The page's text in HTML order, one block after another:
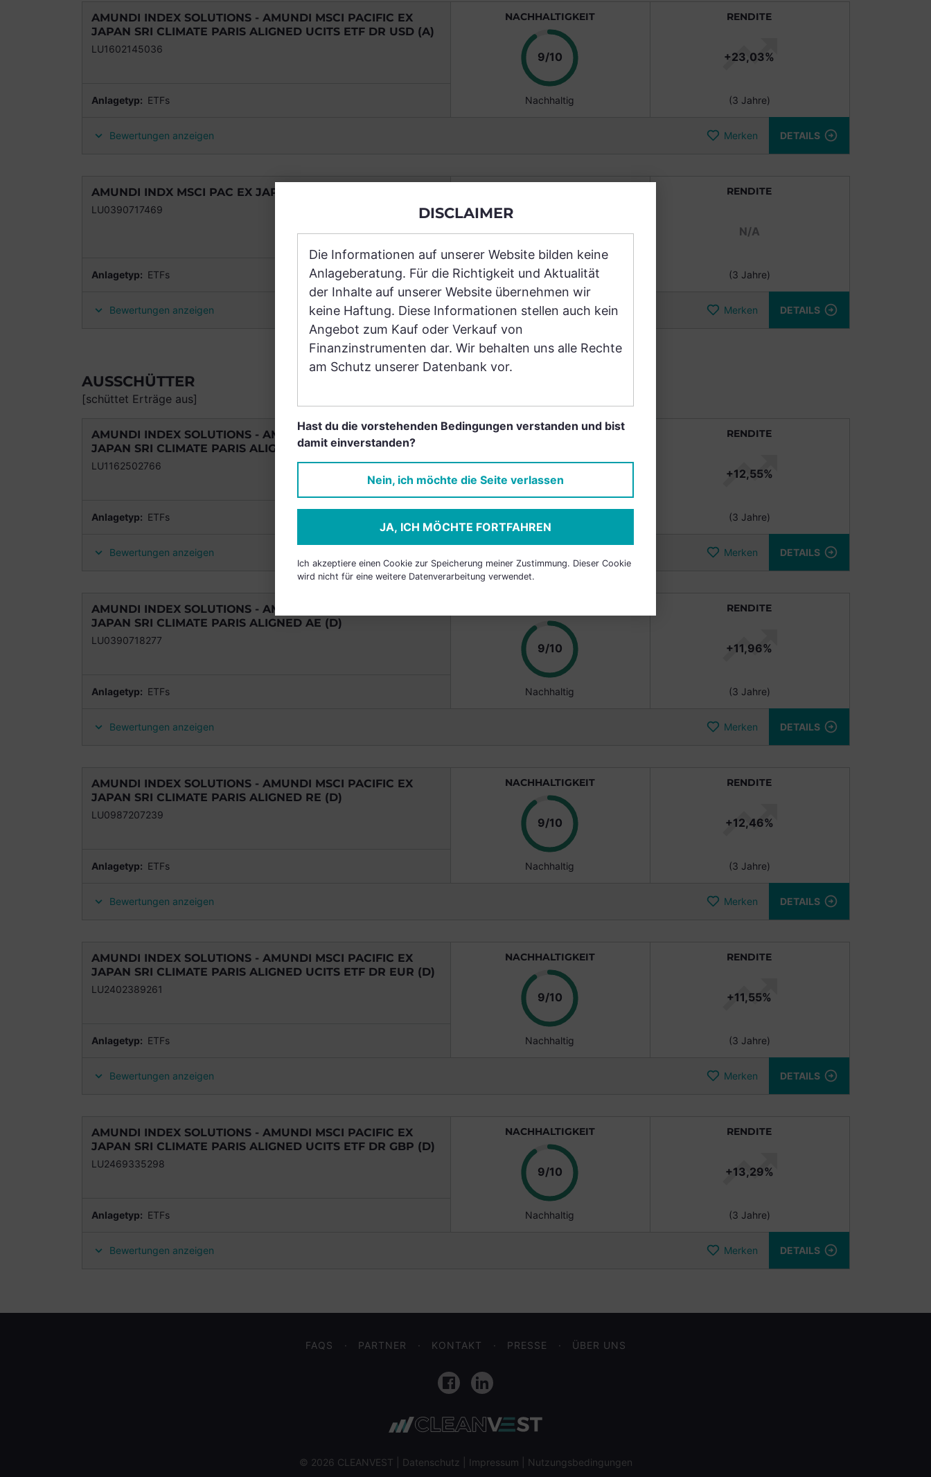
AMUNDI INDEX SOLUTIONS - AMUNDI MSCI PACIFIC EX
JAPAN SRI CLIMATE PARIS ALIGNED UCITS ETF DR USD (A)
LU1602145036
Anlagetyp: ETFs
NACHHALTIGKEIT
9/10Punkte
Nachhaltig
RENDITE
+23,03%
(3 Jahre)
Bewertungen anzeigen Merken DETAILS
AMUNDI INDX MSCI PAC EX JAPAN SRI PAB - ME (A)
LU0390717469
Anlagetyp: ETFs
N/A
derzeit nicht bewertet
RENDITE
N/A
(3 Jahre)
Bewertungen anzeigen Merken DETAILS
AUSSCHÜTTER
[schüttet Erträge aus]
AMUNDI INDEX SOLUTIONS - AMUNDI MSCI PACIFIC EX
JAPAN SRI CLIMATE PARIS ALIGNED A3E (D)
LU1162502766
Anlagetyp: ETFs
NACHHALTIGKEIT RENDITE
+12,55%
(3 Jahre)
Bewertungen anzeigen Merken DETAILS
AMUNDI INDEX SOLUTIONS - AMUNDI MSCI PACIFIC EX
JAPAN SRI CLIMATE PARIS ALIGNED AE (D)
LU0390718277
Anlagetyp: ETFs
9/10Punkte
Nachhaltig
RENDITE
+11,96%
(3 Jahre)
Bewertungen anzeigen Merken DETAILS
AMUNDI INDEX SOLUTIONS - AMUNDI MSCI PACIFIC EX
JAPAN SRI CLIMATE PARIS ALIGNED RE (D)
LU0987207239
Anlagetyp: ETFs
NACHHALTIGKEIT
9/10Punkte
Nachhaltig
RENDITE
+12,46%
(3 Jahre)
Bewertungen anzeigen Merken DETAILS
AMUNDI INDEX SOLUTIONS - AMUNDI MSCI PACIFIC EX
JAPAN SRI CLIMATE PARIS ALIGNED UCITS ETF DR EUR (D)
LU2402389261
Anlagetyp: ETFs
NACHHALTIGKEIT
9/10Punkte
Nachhaltig
RENDITE
+11,55%
(3 Jahre)
Bewertungen anzeigen Merken DETAILS
AMUNDI INDEX SOLUTIONS - AMUNDI MSCI PACIFIC EX
JAPAN SRI CLIMATE PARIS ALIGNED UCITS ETF DR GBP (D)
LU2469335298
Anlagetyp: ETFs
NACHHALTIGKEIT
9/10Punkte
Nachhaltig
RENDITE
+13,29%
(3 Jahre)
Bewertungen anzeigen Merken DETAILS
FAQS PARTNER KONTAKT PRESSE ÜBER UNS
FacebookLinkedIn
© 2026 CLEANVEST | Datenschutz Impressum Nutzungsbedingungen
DISCLAIMER
Die Informationen auf unserer Website bilden keine
Anlageberatung. Für die Richtigkeit und Aktualität
der Inhalte auf unserer Website übernehmen wir
keine Haftung. Diese Informationen stellen auch kein
Angebot zum Kauf oder Verkauf von
Finanzinstrumenten dar. Wir behalten uns alle Rechte
am Schutz unserer Datenbank vor.
Hast du die vorstehenden Bedingungen verstanden und bist
damit einverstanden?
Nein, ich möchte die Seite verlassen
JA, ICH MÖCHTE FORTFAHREN
Ich akzeptiere einen Cookie zur Speicherung meiner Zustimmung. Dieser Cookie
wird nicht für eine weitere Datenverarbeitung verwendet.